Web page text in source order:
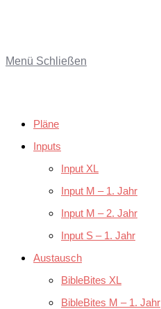
Menü Schließen
Pläne
Inputs
Input XL
Input M – 1. Jahr
Input M – 2. Jahr
Input S – 1. Jahr
Austausch
BibleBites XL
BibleBites M – 1. Jahr